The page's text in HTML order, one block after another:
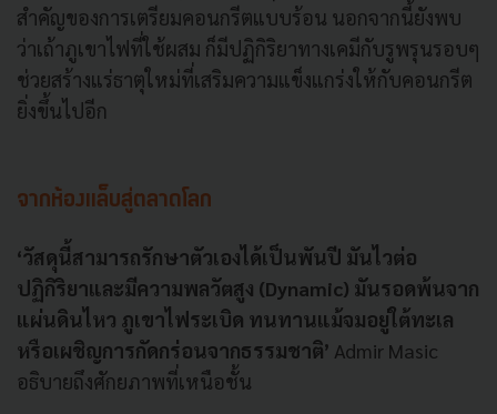
สำคัญของการเตรียมคอนกรีตแบบร้อน นอกจากนี้ยังพบ
ว่าเถ้าภูเขาไฟที่ใช้ผสม ก็มีปฏิกิริยาทางเคมีกับรูพรุนรอบๆ
ช่วยสร้างแร่ธาตุใหม่ที่เสริมความแข็งแกร่งให้กับคอนกรีต
ยิ่งขึ้นไปอีก
จากห้องแล็บสู่ตลาดโลก
‘วัสดุนี้สามารถรักษาตัวเองได้เป็นพันปี มันไวต่อ
ปฏิกิริยาและมีความพลวัตสูง (Dynamic) มันรอดพ้นจาก
แผ่นดินไหว ภูเขาไฟระเบิด ทนทานแม้จมอยู่ใต้ทะเล
หรือเผชิญการกัดกร่อนจากธรรมชาติ’ Admir Masic
อธิบายถึงศักยภาพที่เหนือชั้น